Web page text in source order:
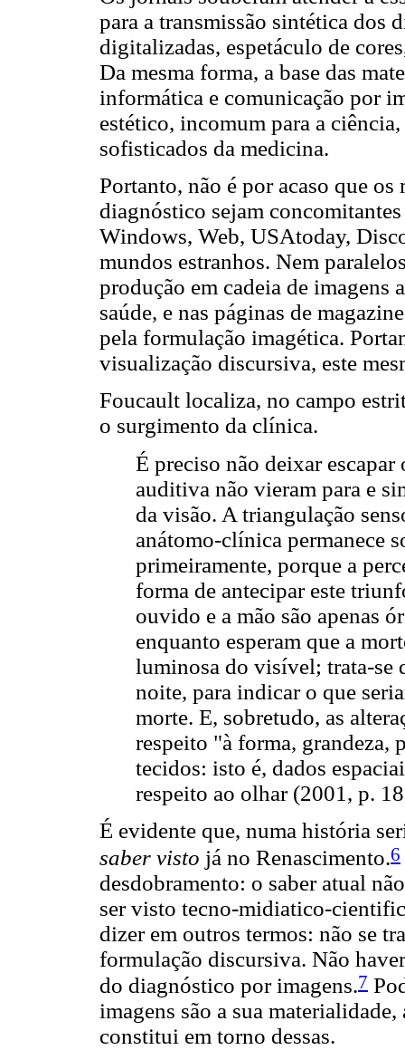
para a transmissão sintética dos
digitalizadas, espetáculo de
Da mesma forma, a base das
informática e comunicação por
estético, incomum para a
sofisticados da medicina.
Portanto, não é por acaso que
diagnóstico sejam
Windows, Web, USAtoday,
mundos estranhos. Nem
produção em cadeia de imagens
saúde, e nas páginas de
pela formulação imagética.
visualização discursiva, este
Foucault localiza, no campo
o surgimento da clínica.
É preciso não deixar
auditiva não vieram para e
da visão. A triangulação
anátomo-clínica permanece
primeiramente, porque a
forma de antecipar este
ouvido e a mão são apenas
enquanto esperam que a
luminosa do visível; trata-se
noite, para indicar o que
morte. E, sobretudo, as
respeito "à forma, grandeza,
tecidos: isto é, dados
respeito ao olhar (2001, p.
É evidente que, numa história
saber visto já no Renascimento.6
desdobramento: o saber atual
ser visto tecno-midiatico-
dizer em outros termos: não se
formulação discursiva. Não
do diagnóstico por imagens.7
imagens são a sua
constitui em torno dessas.